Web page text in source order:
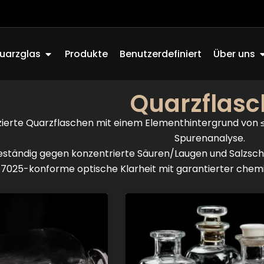
Offen Quartz Glass
Produkte Benutzerdefiniert Über uns
Quarzflaschen mit einem Elementhintergrund von
Spurenanalyse.
gegen konzentrierte Säuren/Laugen und
konforme optische Klarheit mit garantierter
Seite